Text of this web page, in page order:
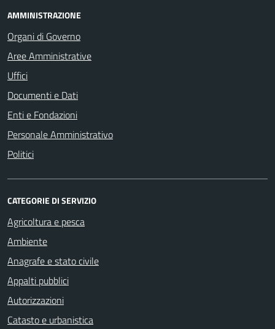
AMMINISTRAZIONE
Organi di Governo
Aree Amministrative
Uffici
Documenti e Dati
Enti e Fondazioni
Personale Amministrativo
Politici
CATEGORIE DI SERVIZIO
Agricoltura e pesca
Ambiente
Anagrafe e stato civile
Appalti pubblici
Autorizzazioni
Catasto e urbanistica